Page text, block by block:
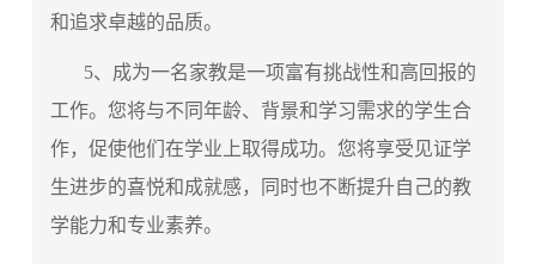
和追求卓越的品质。
5、成为一名家教是一项富有挑战性和高回报的
工作。您将与不同年龄、背景和学习需求的学生合
作，促使他们在学业上取得成功。您将享受见证学
生进步的喜悦和成就感，同时也不断提升自己的教
学能力和专业素养。